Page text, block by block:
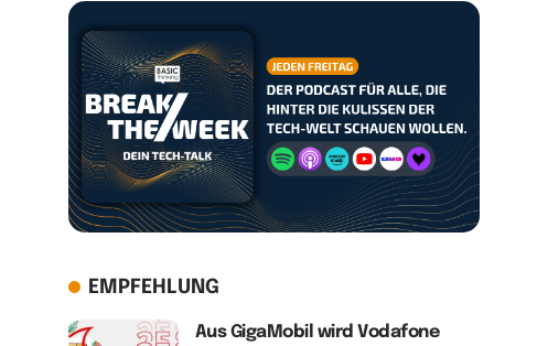
EMPFEHLUNG
Aus GigaMobil wird Vodafone